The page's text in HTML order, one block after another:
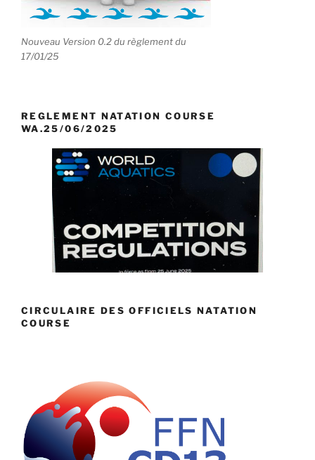
Nouveau Version 0.2 du règlement du
17/01/25
REGLEMENT NATATION COURSE
WA.25/06/2025
CIRCULAIRE DES OFFICIELS NATATION
COURSE